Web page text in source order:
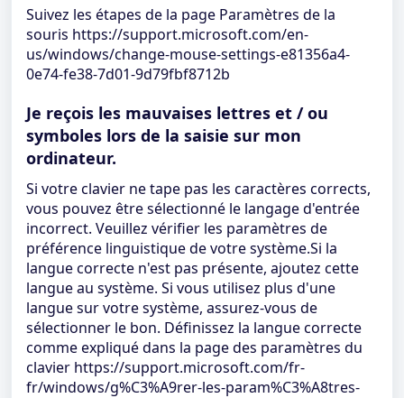
Suivez les étapes de la page Paramètres de la
souris https://support.microsoft.com/en-
us/windows/change-mouse-settings-e81356a4-
0e74-fe38-7d01-9d79fbf8712b
Je reçois les mauvaises lettres et / ou
symboles lors de la saisie sur mon
ordinateur.
Si votre clavier ne tape pas les caractères corrects,
vous pouvez être sélectionné le langage d'entrée
incorrect. Veuillez vérifier les paramètres de
préférence linguistique de votre système.Si la
langue correcte n'est pas présente, ajoutez cette
langue au système. Si vous utilisez plus d'une
langue sur votre système, assurez-vous de
sélectionner le bon. Définissez la langue correcte
comme expliqué dans la page des paramètres du
clavier https://support.microsoft.com/fr-
fr/windows/g%C3%A9rer-les-param%C3%A8tres-